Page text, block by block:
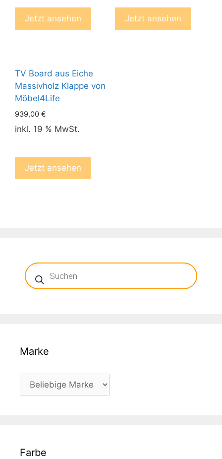
Jetzt ansehen Jetzt ansehen
TV Board aus Eiche
Massivholz Klappe von
Möbel4Life
939,00 €
inkl. 19 % MwSt.
Jetzt ansehen
Products
search
Marke
Farbe